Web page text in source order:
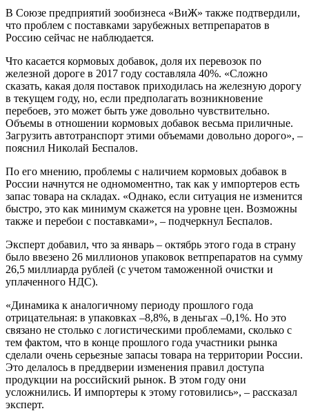
В Союзе предприятий зообизнеса «ВиЖ» также подтвердили,
что проблем с поставками зарубежных ветпрепаратов в
Россию сейчас не наблюдается.
Что касается кормовых добавок, доля их перевозок по
железной дороге в 2017 году составляла 40%. «Сложно
сказать, какая доля поставок приходилась на железную дорогу
в текущем году, но, если предполагать возникновение
перебоев, это может быть уже довольно чувствительно.
Объемы в отношении кормовых добавок весьма приличные.
Загрузить автотранспорт этими объемами довольно дорого», –
пояснил Николай Беспалов.
По его мнению, проблемы с наличием кормовых добавок в
России начнутся не одномоментно, так как у импортеров есть
запас товара на складах. «Однако, если ситуация не изменится
быстро, это как минимум скажется на уровне цен. Возможны
также и перебои с поставками», – подчеркнул Беспалов.
Эксперт добавил, что за январь – октябрь этого года в страну
было ввезено 26 миллионов упаковок ветпрепаратов на сумму
26,5 миллиарда рублей (с учетом таможенной очистки и
уплаченного НДС).
«Динамика к аналогичному периоду прошлого года
отрицательная: в упаковках –8,8%, в деньгах –0,1%. Но это
связано не столько с логистическими проблемами, сколько с
тем фактом, что в конце прошлого года участники рынка
сделали очень серьезные запасы товара на территории России.
Это делалось в преддверии изменения правил доступа
продукции на российский рынок. В этом году они
усложнились. И импортеры к этому готовились», – рассказал
эксперт.